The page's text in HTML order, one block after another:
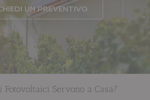
UN PREVENTIVO
Fotovoltaici Servono a Casa?